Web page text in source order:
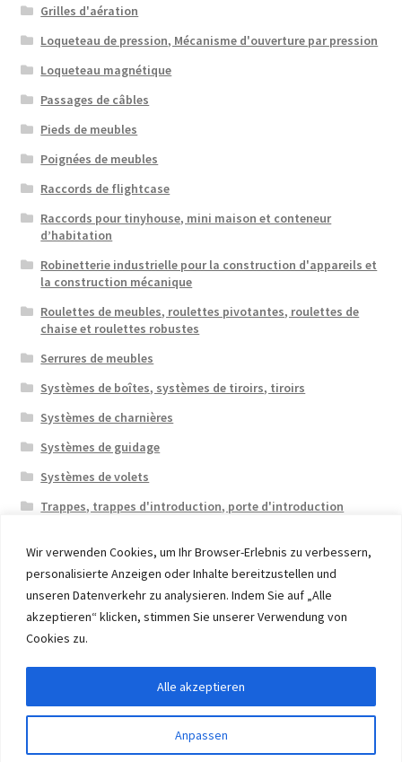
Wir verwenden Cookies, um Ihr Browser-Erlebnis zu verbessern,
personalisierte Anzeigen oder Inhalte bereitzustellen und
unseren Datenverkehr zu analysieren. Indem Sie auf „Alle
akzeptieren“ klicken, stimmen Sie unserer Verwendung von
Cookies zu.
Anpassen
Alle akzeptieren
Grilles d'aération
Loqueteau de pression, Mécanisme d'ouverture par pression
Loqueteau magnétique
Passages de câbles
Pieds de meubles
Poignées de meubles
Raccords de flightcase
Raccords pour tinyhouse, mini maison et conteneur
d’habitation
Robinetterie industrielle pour la construction d'appareils et
la construction mécanique
Roulettes de meubles, roulettes pivotantes, roulettes de
chaise et roulettes robustes
Serrures de meubles
Systèmes de boîtes, systèmes de tiroirs, tiroirs
Systèmes de charnières
Systèmes de guidage
Systèmes de volets
Trappes, trappes d'introduction, porte d'introduction
© 2026 Eruon Trade UG, Germany, member of the ERUON